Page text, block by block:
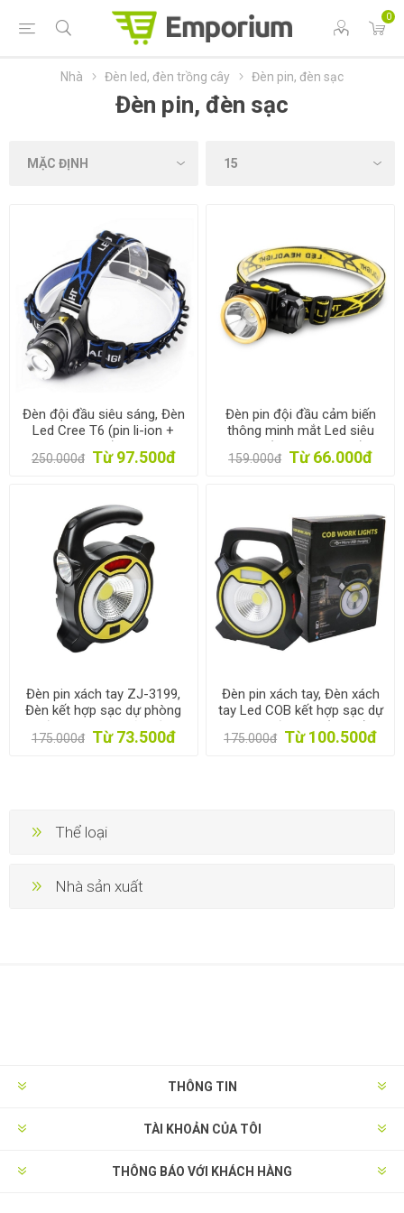
0
Nhà Đèn led, đèn trồng cây Đèn pin, đèn sạc
Đèn pin, đèn sạc
Đèn đội đầu siêu sáng, Đèn
Led Cree T6 (pin li-ion +
sạc)
250.000đ Từ 97.500đ
Đèn pin đội đầu cảm biến
thông minh mắt Led siêu
sáng (pin li-ion + sạc)
159.000đ Từ 66.000đ
Đèn pin xách tay ZJ-3199,
Đèn kết hợp sạc dự phòng
đa năng, Đèn cứu hộ
175.000đ Từ 73.500đ
Đèn pin xách tay, Đèn xách
tay Led COB kết hợp sạc dự
phòng đa năng (W815)
175.000đ Từ 100.500đ
Thể loại
Nhà sản xuất
THÔNG TIN
TÀI KHOẢN CỦA TÔI
THÔNG BÁO VỚI KHÁCH HÀNG